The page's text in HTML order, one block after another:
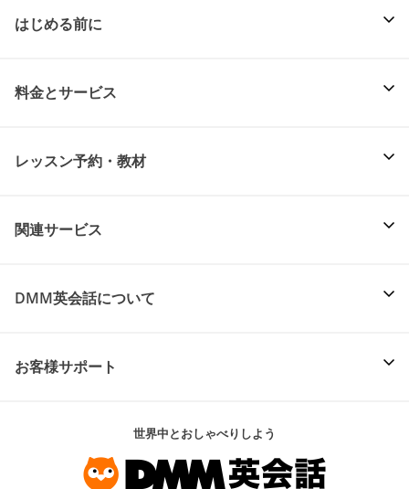
はじめる前に
料金とサービス
レッスン予約・教材
関連サービス
DMM英会話について
お客様サポート
世界中とおしゃべりしよう